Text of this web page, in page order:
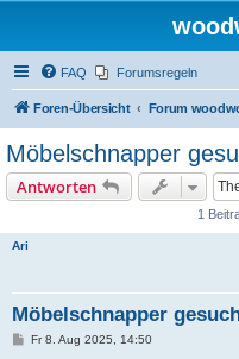
FAQ Forumsregeln
Foren-Übersicht Forum
Möbelschnapper
Antworten
1
Ari
Möbelschnapper
BFr 8. Aug 2025, 14:50